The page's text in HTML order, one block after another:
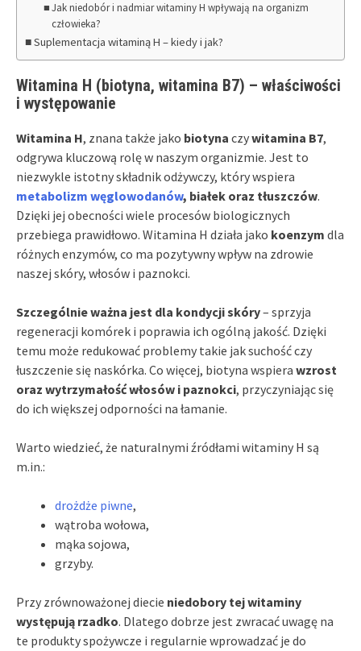
Jak niedobór i nadmiar witaminy H wpływają na organizm
człowieka?
Suplementacja witaminą H – kiedy i jak?
Witamina H (biotyna, witamina B7) – właściwości
i występowanie
Witamina H, znana także jako biotyna czywitamina B7,
odgrywa kluczową rolę w naszym organizmie. Jest to
niezwykle istotny składnik odżywczy, który wspiera
metabolizm węglowodanów, białek oraz tłuszczów.
Dzięki jej obecności wiele procesów biologicznych
przebiega prawidłowo. Witamina H działa jako koenzym dla
różnych enzymów, co ma pozytywny wpływ na zdrowie
naszej skóry, włosów i paznokci.
Szczególnie ważna jest dla kondycji skóry– sprzyja
regeneracji komórek i poprawia ich ogólną jakość. Dzięki
temu może redukować problemy takie jak suchość czy
łuszczenie się naskórka. Co więcej, biotyna wspiera wzrost
oraz wytrzymałość włosów i paznokci, przyczyniając się
do ich większej odporności na łamanie.
Warto wiedzieć, że naturalnymi źródłami witaminy H są
m.in.:
drożdże piwne,
wątroba wołowa,
mąka sojowa,
grzyby.
Przy zrównoważonej diecie niedobory tej witaminy
występują rzadko. Dlatego dobrze jest zwracać uwagę na
te produkty spożywcze i regularnie wprowadzać je do